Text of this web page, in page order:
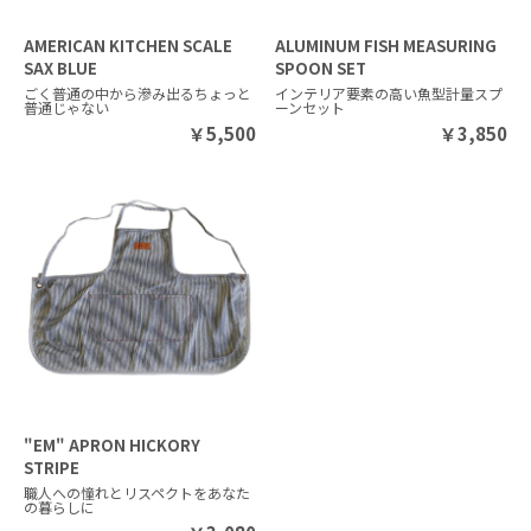
AMERICAN KITCHEN SCALE
SAX BLUE
ごく普通の中から滲み出るちょっと
普通じゃない
￥5,500
ALUMINUM FISH MEASURING
SPOON SET
インテリア要素の高い魚型計量スプ
ーンセット
￥3,850
"EM" APRON HICKORY
STRIPE
職人への憧れとリスペクトをあなた
の暮らしに